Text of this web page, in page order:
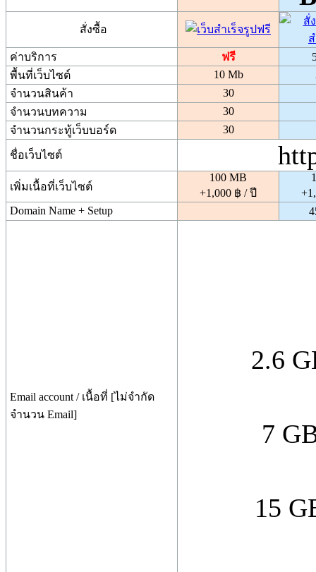
สั่งซื้อ
ค่าบริการ ฟรี
พื้นที่เว็บไซต์
10 Mb
จำนวนสินค้า
30
จำนวนบทความ
30
จำนวนกระทู้เว็บบอร์ด
30
ชื่อเว็บไซต์
เพิ่มเนื้อที่เว็บไซต์
100 MB
+1,000 ฿ / ปี
Domain Name + Setup
Email account / เนื้อที่ [ไม่จำกัด
จำนวน Email]
2.6
7
15